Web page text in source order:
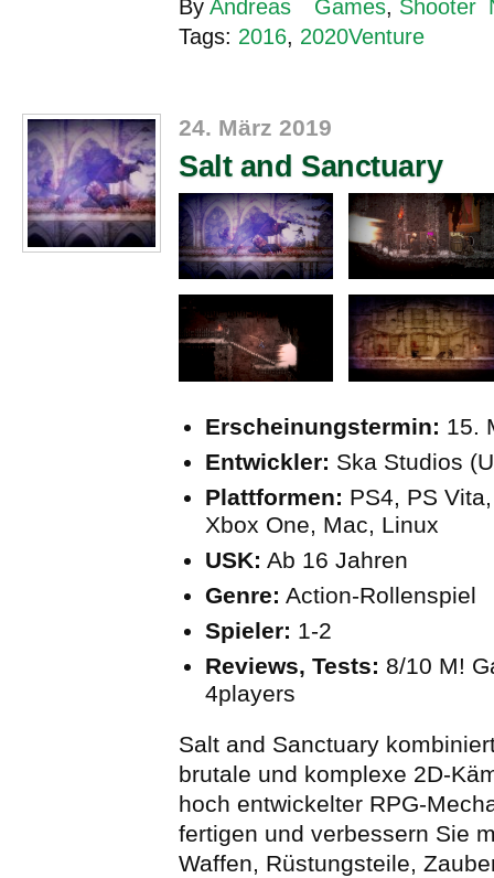
By Andreas Games, Shooter
Tags: 2016, 2020Venture
24. März 2019
Salt and Sanctuary
Erscheinungstermin: 15.
Entwickler: Ska Studios
Plattformen: PS4, PS
Xbox One, Mac, Linux
USK: Ab 16 Jahren
Genre: Action-Rollenspiel
Spieler: 1-2
Reviews, Tests: 8/10 M!
4players
Salt and Sanctuary
brutale und komplexe 2D-
hoch entwickelter RPG-
fertigen und verbessern Sie
Waffen, Rüstungsteile,